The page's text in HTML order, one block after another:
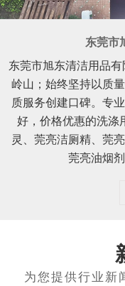
东莞市
东莞市旭东清洁用品
岭山；始终坚持以质
质服务创建口碑。专
好，价格优惠的洗涤
灵、莞亮洁厕精、莞
莞亮油烟